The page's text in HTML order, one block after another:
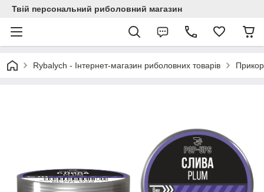
Твій персональний риболовний магазин
Rybalych - Інтернет-магазин риболовних товарів